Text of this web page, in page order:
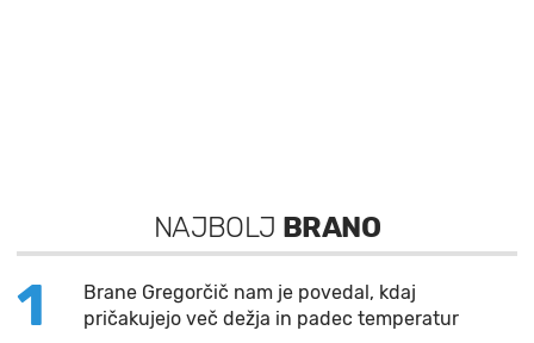
NAJBOLJ BRANO
1
Brane Gregorčič nam je povedal, kdaj
pričakujejo več dežja in padec temperatur